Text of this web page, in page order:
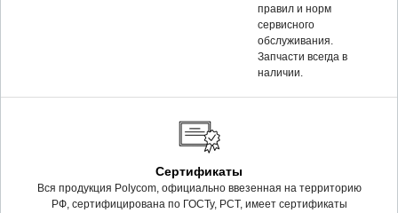
правил и норм
сервисного
обслуживания.
Запчасти всегда в
наличии.
Сертификаты
Вся продукция Polycom, официально ввезенная на территорию
РФ, сертифицирована по ГОСТу, РСТ, имеет сертификаты